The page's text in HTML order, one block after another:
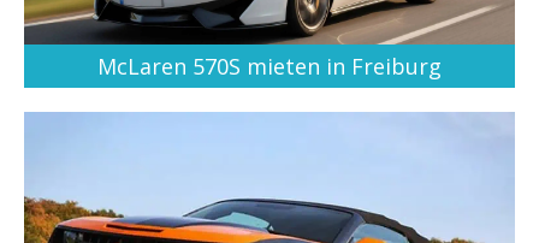
McLaren 570S mieten in Freiburg